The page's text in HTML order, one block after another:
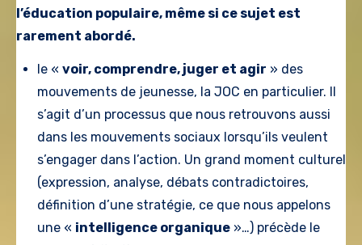
l’éducation populaire, même si ce sujet est
rarement abordé.
le « voir, comprendre, juger et agir » des
mouvements de jeunesse, la JOC en particulier. Il
s’agit d’un processus que nous retrouvons aussi
dans les mouvements sociaux lorsqu’ils veulent
s’engager dans l’action. Un grand moment culturel
(expression, analyse, débats contradictoires,
définition d’une stratégie, ce que nous appelons
une « intelligence organique»…) précède le